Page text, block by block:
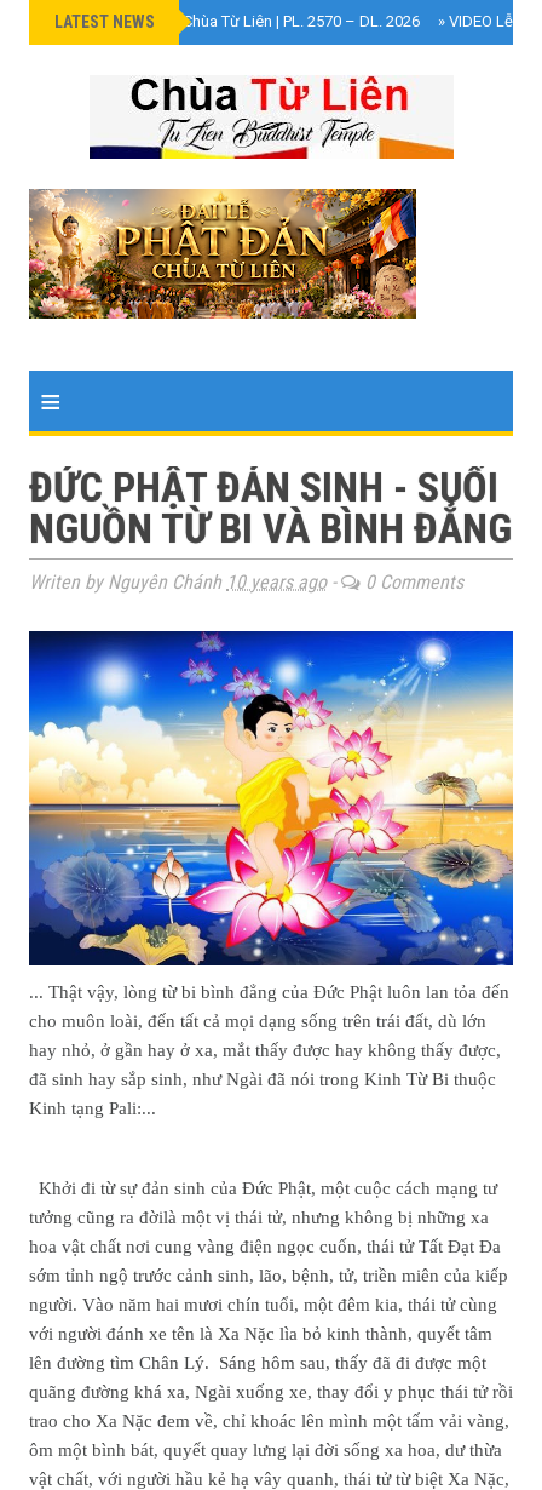
LATEST NEWS
»Đại Lễ Phật Đản Chùa Từ Liên | PL. 2570 – DL. 2026 » VIDEO Lễ
≡
ĐỨC PHẬT ĐẢN SINH - SUỐI
NGUỒN TỪ BI VÀ BÌNH ĐẲNG
Writen by Nguyên Chánh 10 years ago- 0 Comments
... Thật vậy, lòng từ bi bình đẳng của Đức Phật luôn lan tỏa đến
cho muôn loài, đến tất cả mọi dạng sống trên trái đất, dù lớn
hay nhỏ, ở gần hay ở xa, mắt thấy được hay không thấy được,
đã sinh hay sắp sinh, như Ngài đã nói trong Kinh Từ Bi thuộc
Kinh tạng Pali:...
Khởi đi từ sự đản sinh của Đức Phật, một cuộc cách mạng tư
tưởng cũng ra đờilà một vị thái tử, nhưng không bị những xa
hoa vật chất nơi cung vàng điện ngọc cuốn, thái tử Tất Đạt Đa
sớm tỉnh ngộ trước cảnh sinh, lão, bệnh, tử, triền miên của kiếp
người. Vào năm hai mươi chín tuổi, một đêm kia, thái tử cùng
với người đánh xe tên là Xa Nặc lìa bỏ kinh thành, quyết tâm
lên đường tìm Chân Lý. Sáng hôm sau, thấy đã đi được một
quãng đường khá xa, Ngài xuống xe, thay đổi y phục thái tử rồi
trao cho Xa Nặc đem về, chỉ khoác lên mình một tấm vải vàng,
ôm một bình bát, quyết quay lưng lại đời sống xa hoa, dư thừa
vật chất, với người hầu kẻ hạ vây quanh, thái tử từ biệt Xa Nặc,